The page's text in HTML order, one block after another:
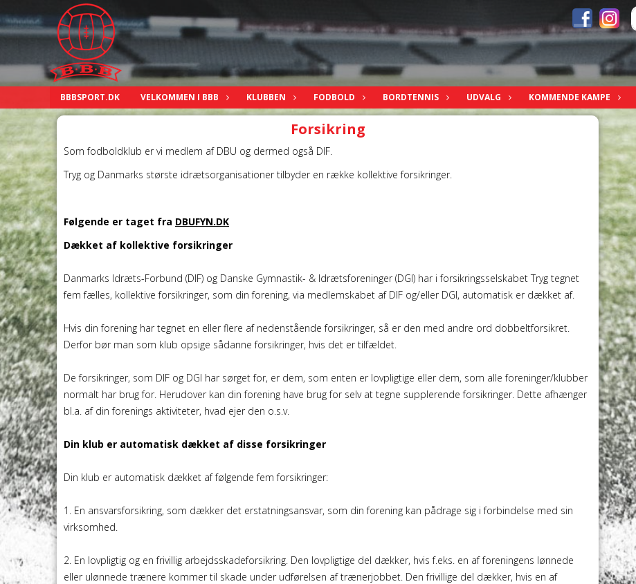
BBBSPORT.DK VELKOMMEN I BBB KLUBBEN FODBOLD BORDTENNIS UDVALG KOMMENDE KAMPE
Forsikring
Som fodboldklub er vi medlem af DBU og dermed også DIF.
Tryg og Danmarks største idrætsorganisationer tilbyder en række kollektive forsikringer.
Følgende er taget fra DBUFYN.DK
Dækket af kollektive forsikringer
Danmarks Idræts-Forbund (DIF) og Danske Gymnastik- & Idrætsforeninger (DGI) har i forsikringsselskabet Tryg tegnet
fem fælles, kollektive forsikringer, som din forening, via medlemskabet af DIF og/eller DGI, automatisk er dækket af.
Hvis din forening har tegnet en eller flere af nedenstående forsikringer, så er den med andre ord dobbeltforsikret.
Derfor bør man som klub opsige sådanne forsikringer, hvis det er tilfældet.
De forsikringer, som DIF og DGI har sørget for, er dem, som enten er lovpligtige eller dem, som alle foreninger/klubber
normalt har brug for. Herudover kan din forening have brug for selv at tegne supplerende forsikringer. Dette afhænger
bl.a. af din forenings aktiviteter, hvad ejer den o.s.v.
Din klub er automatisk dækket af disse forsikringer
Din klub er automatisk dækket af følgende fem forsikringer:
1. En ansvarsforsikring, som dækker det erstatningsansvar, som din forening kan pådrage sig i forbindelse med sin
virksomhed.
2. En lovpligtig og en frivillig arbejdsskadeforsikring. Den lovpligtige del dækker, hvis f.eks. en af foreningens lønnede
eller ulønnede trænere kommer til skade under udførelsen af trænerjobbet. Den frivillige del dækker, hvis en af